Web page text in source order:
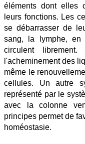
éléments dont elles
leurs fonctions. Les
se débarrasser de
sang, la lymphe,
circulent
l'acheminement des
même le
cellules. Un autre
représenté par le
avec la colonne
principes permet de
homéostasie.